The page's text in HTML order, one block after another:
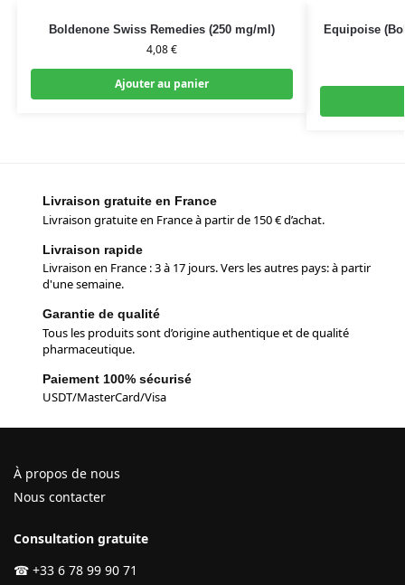
Boldenone Swiss Remedies (250 mg/ml)
4,08€
Ajouter au panier
Equipoise
Livraison gratuite en France
Livraison gratuite en France à partir de 150 € d’achat.
Livraison rapide
Livraison en France : 3 à 17 jours. Vers les autres pays: à partir
d'une semaine.
Garantie de qualité
Tous les produits sont d’origine authentique et de qualité
pharmaceutique.
Paiement 100% sécurisé
USDT/MasterCard/Visa
À propos de nous
Nous contacter
Consultation gratuite
☎ +33 6 78 99 90 71